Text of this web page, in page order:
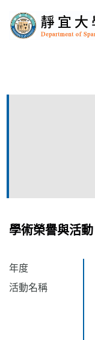
到
主
學術榮譽與活動
年度
活動名稱